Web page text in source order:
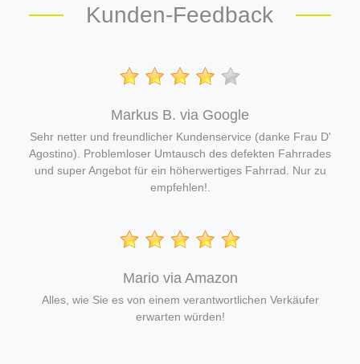
Kunden-Feedback
Markus B. via Google
Sehr netter und freundlicher Kundenservice (danke Frau D'
Agostino). Problemloser Umtausch des defekten Fahrrades
und super Angebot für ein höherwertiges Fahrrad. Nur zu
empfehlen!
Mario via Amazon
Alles, wie Sie es von einem verantwortlichen Verkäufer
erwarten würden!